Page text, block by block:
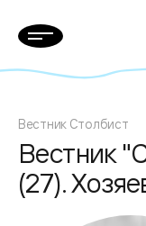
Вестник Столбист
Вестник
(27).